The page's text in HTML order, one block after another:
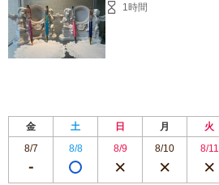
1時間
金 土 日 月 火
8/7
8/8 8/9 8/10 8/11